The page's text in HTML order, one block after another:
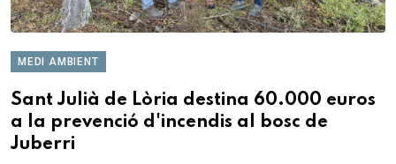
MEDI AMBIENT
Sant Julià de Lòria destina 60.000 euros
a la prevenció d'incendis al bosc de
Juberri